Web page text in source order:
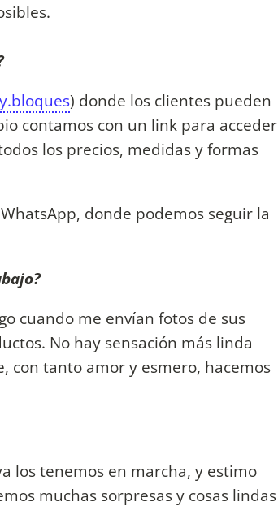
) donde los clientes pueden
contamos con un link para acceder
los precios, medidas y formas
donde podemos seguir la
cuando me envían fotos de sus
No hay sensación más linda
con tanto amor y esmero, hacemos
los tenemos en marcha, y estimo
muchas sorpresas y cosas lindas